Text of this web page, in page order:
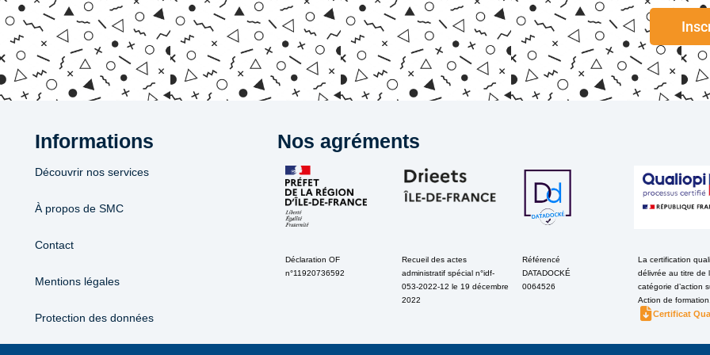
Informations
Découvrir nos services
À propos de SMC
Contact
Mentions légales
Protection des données
Nos agréments
Déclaration OF
n°11920736592
Recueil des actes
administratif spécial n°idf-
053-2022-12 le 19 décembre
2022
Référencé
DATADOCKÉ
0064526
La certification
délivrée au titre de
catégorie d’action
Action de formation.
Certificat